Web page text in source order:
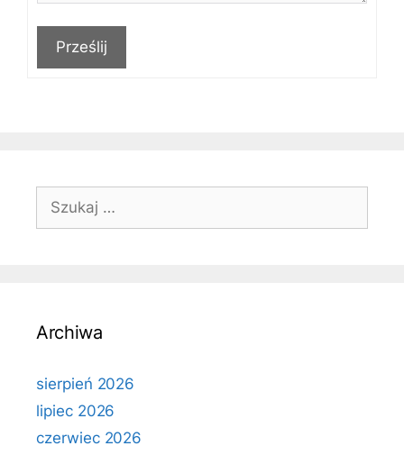
Prześlij
Szukaj:
Archiwa
sierpień 2026
lipiec 2026
czerwiec 2026